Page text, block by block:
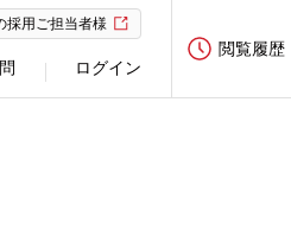
採用ご担当者様
ログイン
閲覧履歴